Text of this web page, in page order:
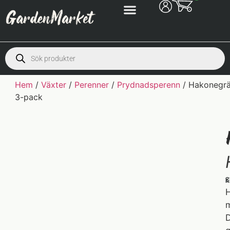
Hem /Växter / Perenner / Prydnadsperenn /
3-pack